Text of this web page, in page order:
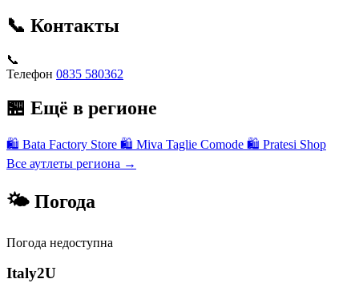
📞 Контакты
📞
Телефон 0835 580362
🏪 Ещё в регионе
🛍 Bata Factory Store 🛍 Miva Taglie Comode 🛍 Pratesi Shop
Все аутлеты региона →
🌤 Погода
Погода недоступна
Italy2U